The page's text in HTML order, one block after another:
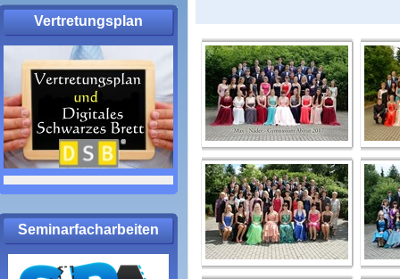
Vertretungsplan
Seminarfacharbeiten